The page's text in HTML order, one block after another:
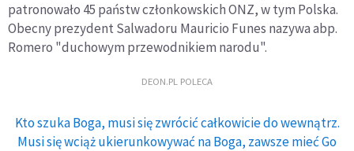
patronowało 45 państw członkowskich ONZ, w tym Polska.
Obecny prezydent Salwadoru Mauricio Funes nazywa abp.
Romero "duchowym przewodnikiem narodu".
DEON.PL POLECA
Kto szuka Boga, musi się zwrócić całkowicie do wewnątrz.
Musi się wciąż ukierunkowywać na Boga, zawsze mieć Go